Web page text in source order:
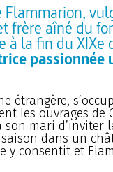
Flammarion,
frère aîné du
la fin du XIXe
passionnée
étrangère,
les ouvrages de
son mari d’inviter
dans un
y consentit et